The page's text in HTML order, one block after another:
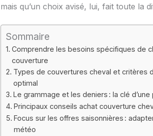
mais qu’un choix avisé, lui, fait toute la
Sommaire
Comprendre les besoins spécifiques de
couverture
Types de couvertures cheval et critères
optimal
Le grammage et les deniers : la clé
Principaux conseils achat couverture
Focus sur les offres saisonnières :
météo